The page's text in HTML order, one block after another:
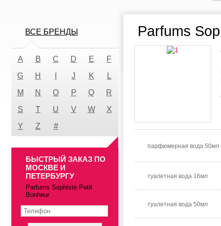
Parfums
парфюмерная вода 50мл
туалетная вода 16мл
туалетная вода 50мл
ВСЕ БРЕНДЫ
A B C D E
F
G
H J K
L
M
N O P Q
R
S
T U V W
X
Y
Z #
БЫСТРЫЙ ЗАКАЗ ПО
МОСКВЕ И
ПЕТЕРБУРГУ
Parfums Sophiste Petit
Bonheur